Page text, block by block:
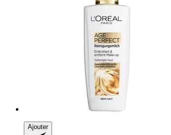
Ajouter